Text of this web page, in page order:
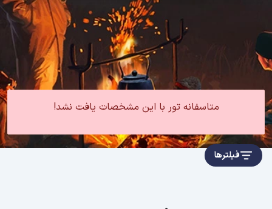
امتیاز5 از5| از100 کاربر
تور آذربایجان تور باکو
تور باکو بهار
متاسفانه تور با این مشخصات یافت نشد!
فیلترها